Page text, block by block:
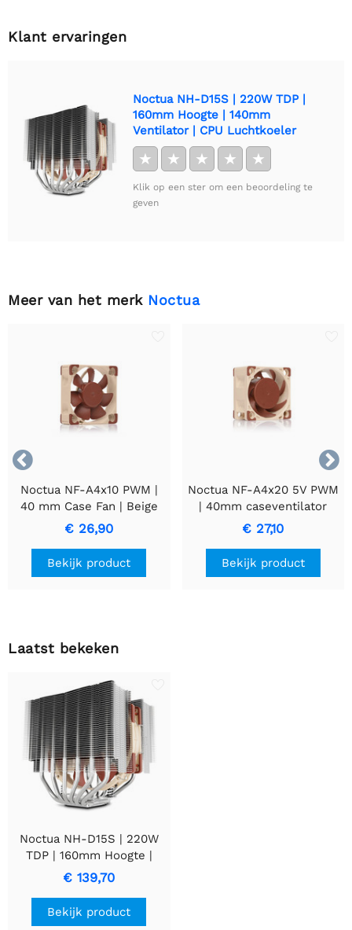
Klant ervaringen
Noctua NH-D15S | 220W TDP |
160mm Hoogte | 140mm
Ventilator | CPU Luchtkoeler
★ ★ ★ ★ ★
Klik op een ster om een beoordeling te
geven
Meer van het merk Noctua


Noctua NF-A4x10 PWM |
40 mm Case Fan | Beige
€ 26,90
Bekijk product
Noctua NF-A4x20 5V PWM
| 40mm caseventilator
€ 27,10
Bekijk product
Laatst bekeken
Noctua NH-D15S | 220W
TDP | 160mm Hoogte |
140mm Ventilator | CPU
Luchtkoeler
€ 139,70
Bekijk product